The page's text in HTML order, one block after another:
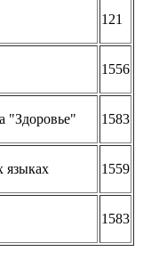
121
1556
"Здоровье" 1583
языках 1559
1583